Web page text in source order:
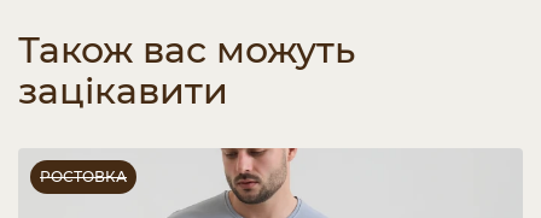
Також вас можуть
зацікавити
РОСТОВКА